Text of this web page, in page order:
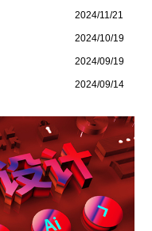
2024/11/21
2024/10/19
2024/09/19
2024/09/14